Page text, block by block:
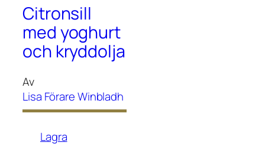
Citronsill
med yoghurt
och kryddolja
Av
Lisa Förare Winbladh
Lagra